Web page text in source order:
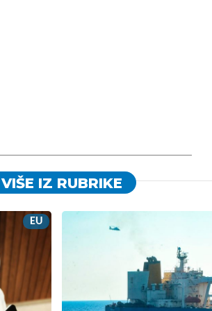
VIŠE IZ RUBRIKE
EU